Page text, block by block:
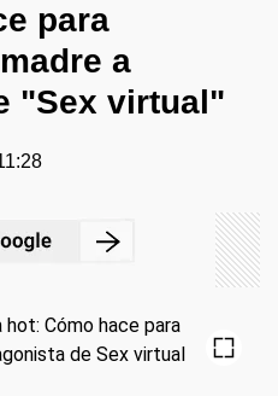
para
a
"Sex virtual"